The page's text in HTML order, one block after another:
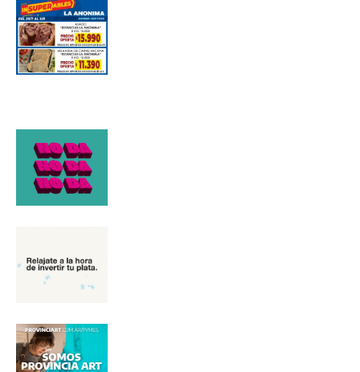
Dirección de correo electrónico
Apellidos
Número de teléfono